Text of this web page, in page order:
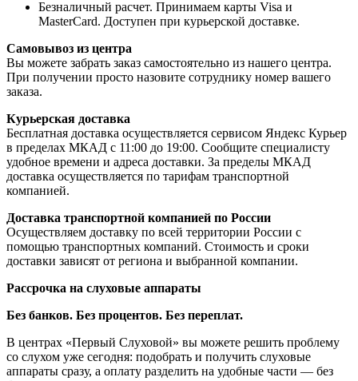
Безналичный расчет. Принимаем карты Visa и
MasterCard. Доступен при курьерской доставке.
Самовывоз из центра
Вы можете забрать заказ самостоятельно из нашего центра.
При получении просто назовите сотруднику номер вашего
заказа.
Курьерская доставка
Бесплатная доставка осуществляется сервисом Яндекс Курьер
в пределах МКАД с 11:00 до 19:00. Сообщите специалисту
удобное времени и адреса доставки. За пределы МКАД
доставка осуществляется по тарифам транспортной
компанией.
Доставка транспортной компанией по России
Осуществляем доставку по всей территории России с
помощью транспортных компаний. Стоимость и сроки
доставки зависят от региона и выбранной компании.
Рассрочка на слуховые аппараты
Без банков. Без процентов. Без переплат.
В центрах «Первый Слуховой» вы можете решить проблему
со слухом уже сегодня: подобрать и получить слуховые
аппараты сразу, а оплату разделить на удобные части — без